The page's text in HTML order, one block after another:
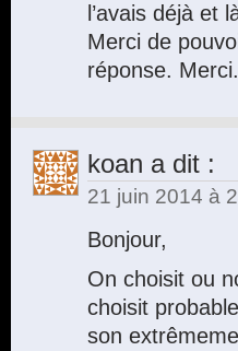
l’avais déjà et
Merci de
réponse. Merci.
koan a dit :
21 juin 2014 à
Bonjour,
On choisit ou
choisit
son